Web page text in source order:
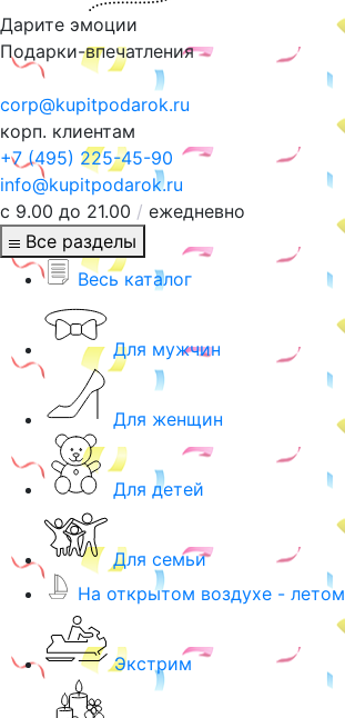
Дарите эмоции
Подарки-впечатления
corp@kupitpodarok.ru
корп. клиентам
+7 (495) 225-45-90
info@kupitpodarok.ru
с 9.00 до 21.00 / ежедневно
Все разделы
Весь каталог
Для мужчин
Для женщин
Для детей
Для семьи
На открытом воздухе - летом
Экстрим